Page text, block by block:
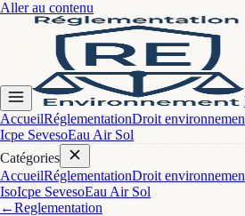
Aller au contenu
AccueilRéglementationDroit
Icpe SevesoEau Air Sol
Catégories
AccueilRéglementationDroit
IsoIcpe SevesoEau Air Sol
←Reglementation